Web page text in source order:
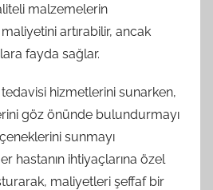
malzemelerin
artırabilir, ancak
fayda sağlar.
hizmetlerini sunarken,
göz önünde bulundurmayı
sunmayı
hastanın ihtiyaçlarına özel
maliyetleri şeffaf bir